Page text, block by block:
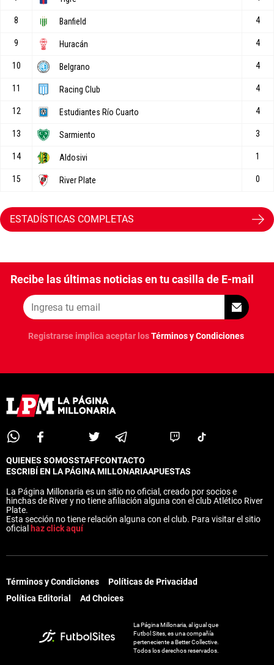
ESTADÍSTICAS COMPLETAS
Recibe las últimas noticias en tu casilla de E-mail
Registrarse implica aceptar losTérminos y Condiciones
QUIENES SOMOSSTAFFCONTACTO
ESCRIBÍ EN LA PÁGINA MILLONARIAAPUESTAS
La Página Millonaria es un sitio no oficial, creado por socios e
hinchas de River y no tiene afiliación alguna con el club Atlético River
Plate.
Esta sección no tiene relación alguna con el club. Para visitar el sitio
oficial haz click aquí
Términos y Condiciones
Políticas de Privacidad
Política Editorial
Ad Choices
La Página Millonaria, al igual que
Futbol Sites, es una compañía
perteneciente a Better Collective.
Todos los derechos reservados.